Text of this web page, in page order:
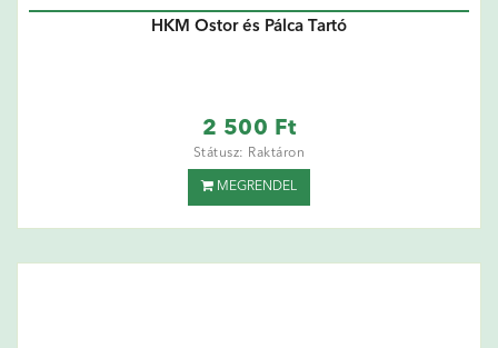
HKM Ostor és Pálca Tartó
2 500 Ft
Státusz: Raktáron
MEGRENDEL